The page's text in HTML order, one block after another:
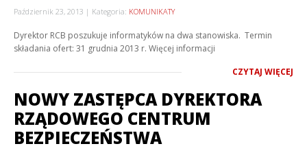
Październik 23, 2013 Kategoria: KOMUNIKATY
Dyrektor RCB poszukuje informatyków na dwa stanowiska. Termin
składania ofert: 31 grudnia 2013 r. Więcej informacji
CZYTAJ WIĘCEJ
NOWY ZASTĘPCA DYREKTORA
RZĄDOWEGO CENTRUM
BEZPIECZEŃSTWA